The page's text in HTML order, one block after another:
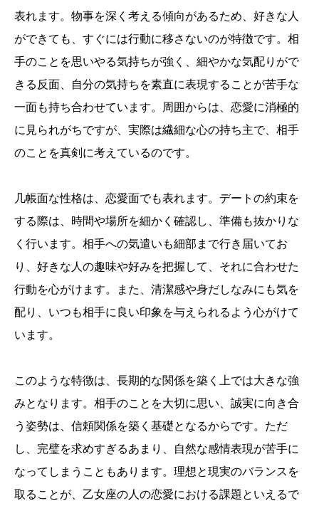
表れます。物事を深く考える傾向があるため、好きな人
ができても、すぐには行動に移さないのが特徴です。相
手のことを思いやる気持ちが強く、細やかな気配りがで
きる反面、自分の気持ちを素直に表現することが苦手な
一面も持ち合わせています。周囲からは、恋愛に消極的
に見られがちですが、実際は繊細な心の持ち主で、相手
のことを真剣に考えているのです。
几帳面な性格は、恋愛面でも表れます。デートの約束を
する際は、時間や場所を細かく確認し、準備も抜かりな
く行います。相手への気遣いも細部まで行き届いてお
り、好きな人の趣味や好みを把握して、それに合わせた
行動を心がけます。また、清潔感や身だしなみにも気を
配り、いつも相手に良い印象を与えられるよう心がけて
います。
このような特徴は、長期的な関係を築く上では大きな強
みとなります。相手のことを大切に思い、誠実に向き合
う姿勢は、信頼関係を築く基礎となるからです。ただ
し、完璧を求めすぎるあまり、自然な感情表現が苦手に
なってしまうこともあります。理想と現実のバランスを
取ることが、乙女座の人の恋愛における課題といえるで